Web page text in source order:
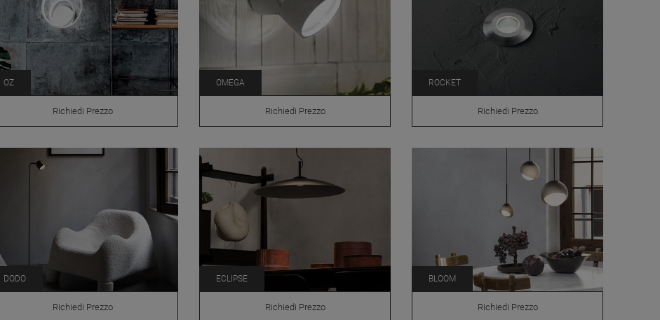
OZ
Richiedi Prezzo
OMEGA
Richiedi Prezzo
ROCKET
Richiedi Prezzo
DODO
Richiedi Prezzo
ECLIPSE
Richiedi Prezzo
BLOOM
Richiedi Prezzo